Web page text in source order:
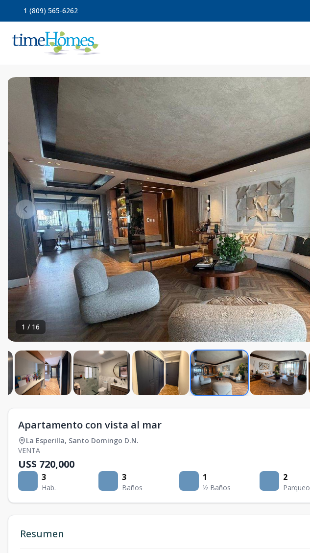
1 (809) 565-6262
1 / 16
Apartamento con vista al mar
La Esperilla, Santo Domingo D.N.
VENTA
US$ 720,000
3
Hab.
3
Baños
1
½ Baños
2
Parqueo
Resumen